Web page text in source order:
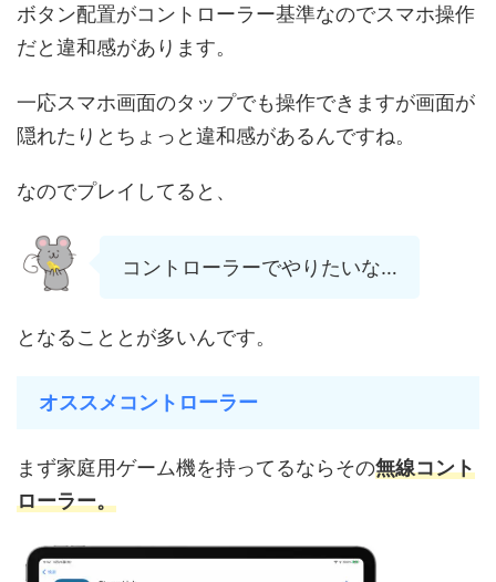
ボタン配置がコントローラー基準なのでスマホ操作
だと違和感があります。
一応スマホ画面のタップでも操作できますが画面が
隠れたりとちょっと違和感があるんですね。
なのでプレイしてると、
コントローラーでやりたいな…
となることとが多いんです。
オススメコントローラー
まず家庭用ゲーム機を持ってるならその無線コント
ローラー。